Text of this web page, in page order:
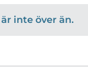
inte över än.